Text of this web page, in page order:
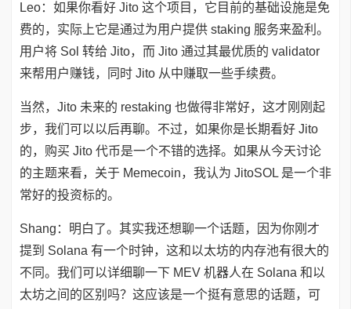
Leo：如果你看好 Jito 这个项目，它目前的基础设施是免
费的，实际上它是通过为用户提供 staking 服务来盈利。
用户将 Sol 转给 Jito，而 Jito 通过其最优质的 validator
来帮用户赚钱，同时 Jito 从中赚取一些手续费。
当然，Jito 未来的 restaking 也做得非常好，这才刚刚起
步，我们可以以后再聊。不过，如果你是长期看好 Jito
的，购买 Jito 代币是一个不错的选择。如果从今天讨论
的主题来看，关于 Memecoin，我认为 JitoSOL 是一个非
常好的投资标的。
Shang：明白了。其实我还想聊一个话题，因为你刚才
提到 Solana 有一个时钟，这和以太坊的内存池有很大的
不同。我们可以详细聊一下 MEV 机器人在 Solana 和以
太坊之间的区别吗？这应该是一个挺有意思的话题，可